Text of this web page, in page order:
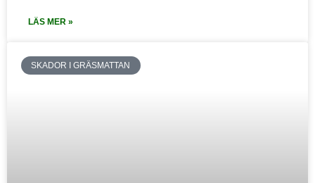
LÄS MER »
SKADOR I GRÄSMATTAN